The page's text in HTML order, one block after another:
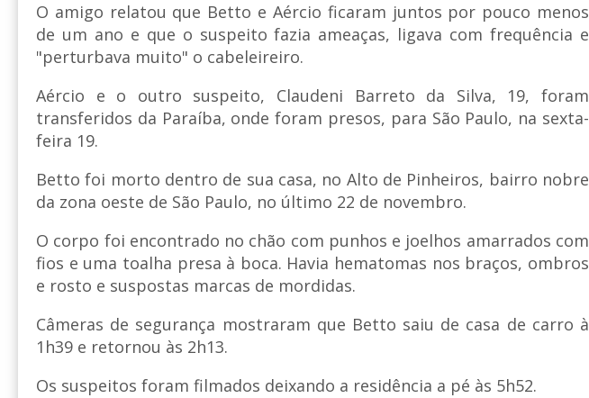
O amigo relatou que Betto e Aércio ficaram juntos por pouco menos
de um ano e que o suspeito fazia ameaças, ligava com frequência e
"perturbava muito" o cabeleireiro.
Aércio e o outro suspeito, Claudeni Barreto da Silva, 19, foram
transferidos da Paraíba, onde foram presos, para São Paulo, na sexta-
feira 19.
Betto foi morto dentro de sua casa, no Alto de Pinheiros, bairro nobre
da zona oeste de São Paulo, no último 22 de novembro.
O corpo foi encontrado no chão com punhos e joelhos amarrados com
fios e uma toalha presa à boca. Havia hematomas nos braços, ombros
e rosto e suspostas marcas de mordidas.
Câmeras de segurança mostraram que Betto saiu de casa de carro à
1h39 e retornou às 2h13.
Os suspeitos foram filmados deixando a residência a pé às 5h52.